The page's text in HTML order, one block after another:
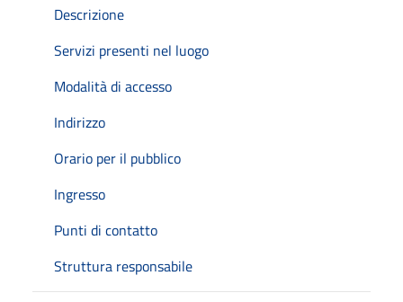
Descrizione
Servizi presenti nel luogo
Modalità di accesso
Indirizzo
Orario per il pubblico
Ingresso
Punti di contatto
Struttura responsabile